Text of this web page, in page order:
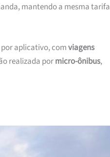
mantendo a mesma tarifa
aplicativo, comviagens
realizada pormicro-ônibus,